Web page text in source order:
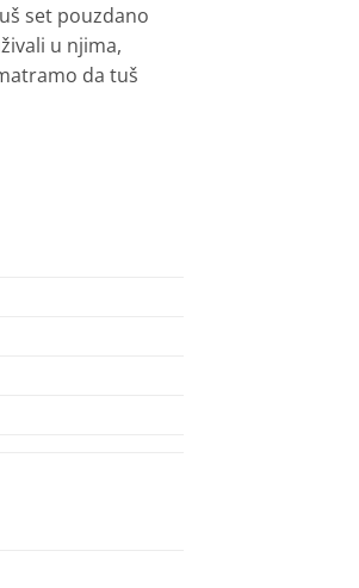
set pouzdano
u njima,
da tuš